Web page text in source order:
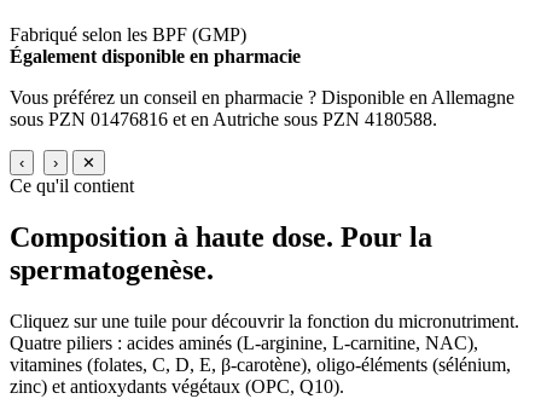
Fabriqué selon les BPF (GMP)
Également disponible en pharmacie
Vous préférez un conseil en pharmacie ? Disponible en Allemagne
sous PZN 01476816 et en Autriche sous PZN 4180588.
‹ › ✕
Ce qu'il contient
Composition à haute dose. Pour la
spermatogenèse.
Cliquez sur une tuile pour découvrir la fonction du micronutriment.
Quatre piliers : acides aminés (L-arginine, L-carnitine, NAC),
vitamines (folates, C, D, E, β-carotène), oligo-éléments (sélénium,
zinc) et antioxydants végétaux (OPC, Q10).